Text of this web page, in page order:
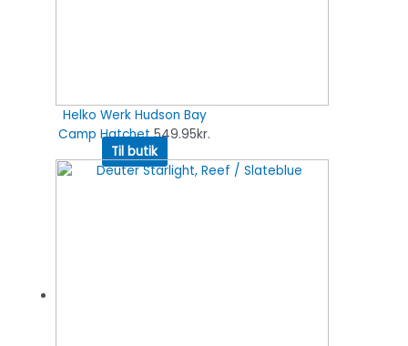
Helko Werk Hudson Bay
Camp Hatchet 549.95kr.
Til butik